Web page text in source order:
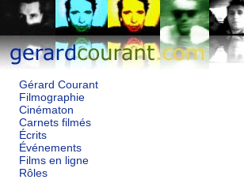
Gérard Courant
Filmographie
Cinématon
Carnets filmés
Écrits
Événements
Films en ligne
Rôles